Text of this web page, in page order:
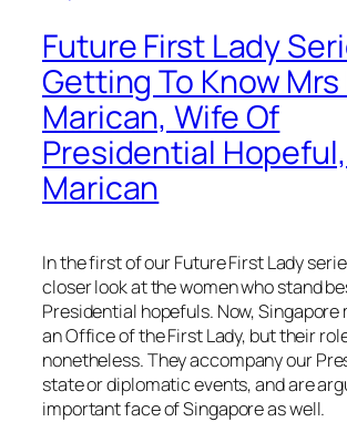
Future First Lady
Getting To Know
Marican, Wife Of
Presidential
Marican
In the first of our Future First Lady
closer look at the women who stand
Presidential hopefuls. Now, Singapore
an Office of the First Lady, but their
nonetheless. They accompany our
state or diplomatic events, and are
important face of Singapore as well.